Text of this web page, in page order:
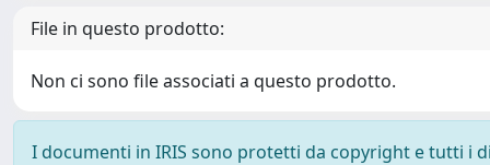
File in questo prodotto:
Non ci sono file associati a questo prodotto.
I documenti in IRIS sono protetti da copyright e tutti i